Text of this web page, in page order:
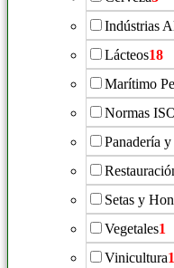
Indústrias
Lácteos18
Marítimo
Normas
Panadería
Setas y
Vegetales1
Vinicultura